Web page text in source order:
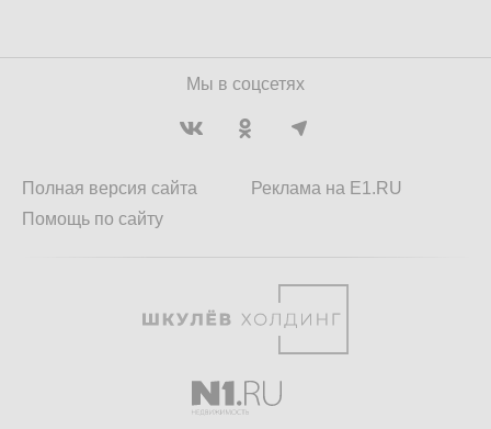
Мы в соцсетях
Полная версия сайта
Помощь по сайту
Реклама на E1.RU